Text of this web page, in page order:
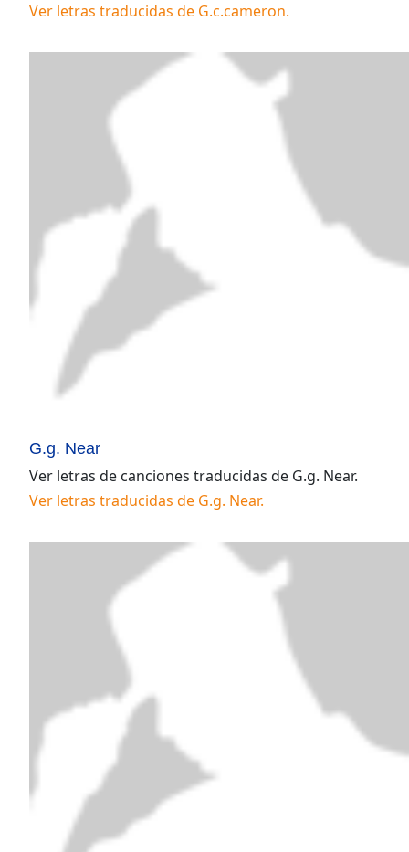
Ver letras traducidas de G.c.cameron.
G.g. Near
Ver letras de canciones traducidas de G.g. Near.
Ver letras traducidas de G.g. Near.